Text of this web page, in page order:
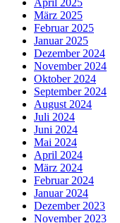
April 2025
März 2025
Februar 2025
Januar 2025
Dezember 2024
November 2024
Oktober 2024
September 2024
August 2024
Juli 2024
Juni 2024
Mai 2024
April 2024
März 2024
Februar 2024
Januar 2024
Dezember 2023
November 2023